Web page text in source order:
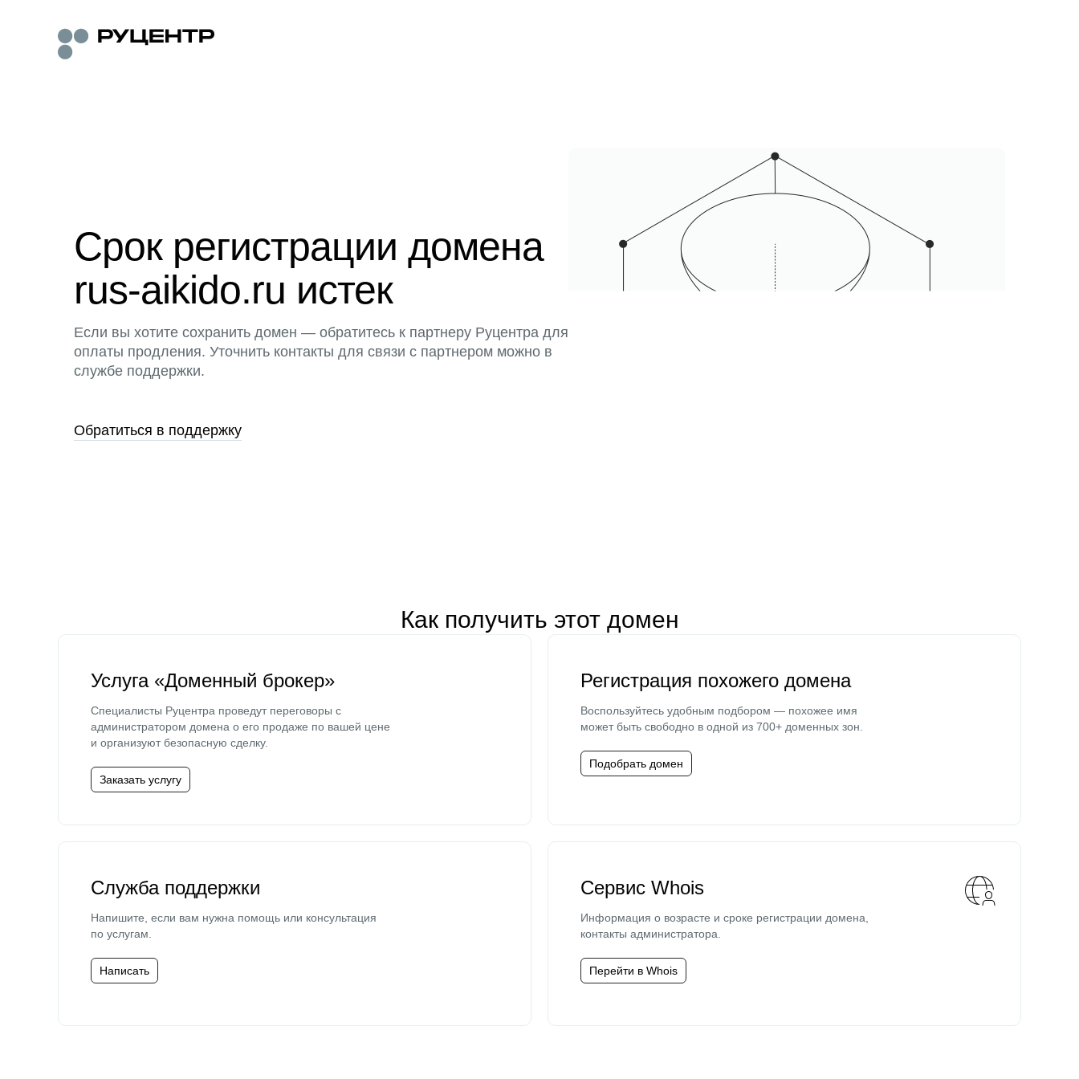
Срок регистрации домена
rus-aikido.ru истек
Если вы хотите сохранить домен — обратитесь к партнеру Руцентра для
оплаты продления. Уточнить контакты для связи с партнером можно в
службе поддержки.
Обратиться в поддержку
Как получить этот домен
Услуга «Доменный брокер»
Специалисты Руцентра проведут переговоры с
администратором домена о его продаже по вашей цене
и организуют безопасную сделку.
Заказать услугу
Регистрация похожего домена
Воспользуйтесь удобным подбором — похожее имя
может быть свободно в одной из 700+ доменных зон.
Подобрать домен
Служба поддержки
Напишите, если вам нужна помощь или консультация
по услугам.
Написать
Сервис Whois
Информация о возрасте и сроке регистрации домена,
контакты администратора.
Перейти в Whois